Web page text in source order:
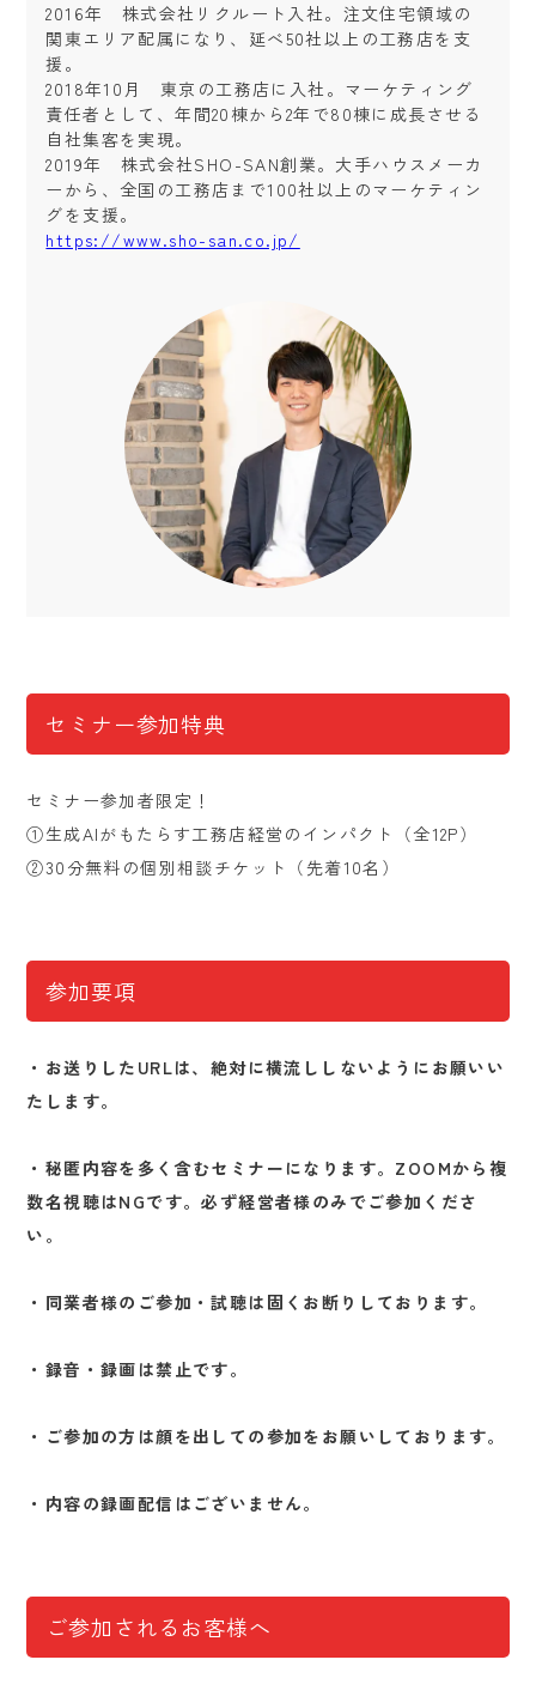
2016年 株式会社リクルート入社。注文住宅領域の
関東エリア配属になり、延べ50社以上の工務店を支
援。
2018年10月 東京の工務店に入社。マーケティング
責任者として、年間20棟から2年で80棟に成長させる
自社集客を実現。
2019年 株式会社SHO-SAN創業。大手ハウスメーカ
ーから、全国の工務店まで100社以上のマーケティン
グを支援。
https://www.sho-san.co.jp/
セミナー参加特典
セミナー参加者限定！
①生成AIがもたらす工務店経営のインパクト（全12P）
②30分無料の個別相談チケット（先着10名）
参加要項
・お送りしたURLは、絶対に横流ししないようにお願いい
たします。
・秘匿内容を多く含むセミナーになります。ZOOMから複
数名視聴はNGです。必ず経営者様のみでご参加くださ
い。
・同業者様のご参加・試聴は固くお断りしております。
・録音・録画は禁止です。
・ご参加の方は顔を出しての参加をお願いしております。
・内容の録画配信はございません。
ご参加されるお客様へ